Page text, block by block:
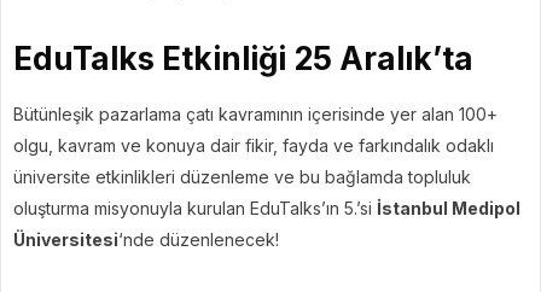
EduTalks Etkinliği 25 Aralık’ta
Bütünleşik pazarlama çatı kavramının içerisinde yer alan 100+
olgu, kavram ve konuya dair fikir, fayda ve farkındalık odaklı
üniversite etkinlikleri düzenleme ve bu bağlamda topluluk
oluşturma misyonuyla kurulan EduTalks’ın 5.’si İstanbul Medipol
Üniversitesi‘nde düzenlenecek!